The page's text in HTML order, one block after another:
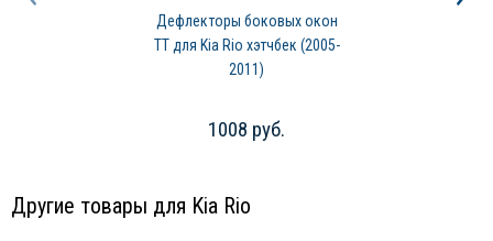
Дефлекторы боковых окон
TT для Kia Rio хэтчбек (2005-
2011)
1008 руб.
Другие товары для Kia Rio